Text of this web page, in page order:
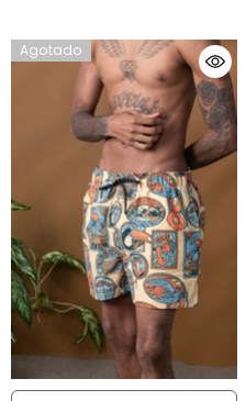
Agotado